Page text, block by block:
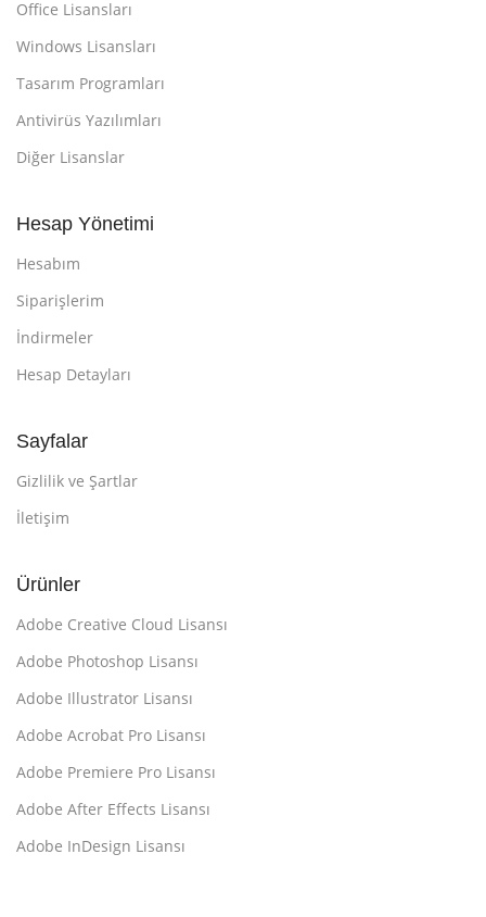
Office Lisansları
Windows Lisansları
Tasarım Programları
Antivirüs Yazılımları
Diğer Lisanslar
Hesap Yönetimi
Hesabım
Siparişlerim
İndirmeler
Hesap Detayları
Sayfalar
Gizlilik ve Şartlar
İletişim
Ürünler
Adobe Creative Cloud Lisansı
Adobe Photoshop Lisansı
Adobe Illustrator Lisansı
Adobe Acrobat Pro Lisansı
Adobe Premiere Pro Lisansı
Adobe After Effects Lisansı
Adobe InDesign Lisansı